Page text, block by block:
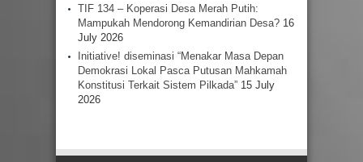
TIF 134 – Koperasi Desa Merah Putih:
Mampukah Mendorong Kemandirian Desa? 16
July 2026
Initiative! diseminasi “Menakar Masa Depan
Demokrasi Lokal Pasca Putusan Mahkamah
Konstitusi Terkait Sistem Pilkada” 15 July
2026